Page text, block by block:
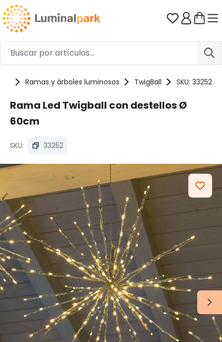
Saltar al contenido principal Tienes 0
Ramas y árboles luminosos TwigBall SKU: 33252
Rama Led Twigball con destellos Ø
60cm
SKU: 33252
Omitir galería de imágenes